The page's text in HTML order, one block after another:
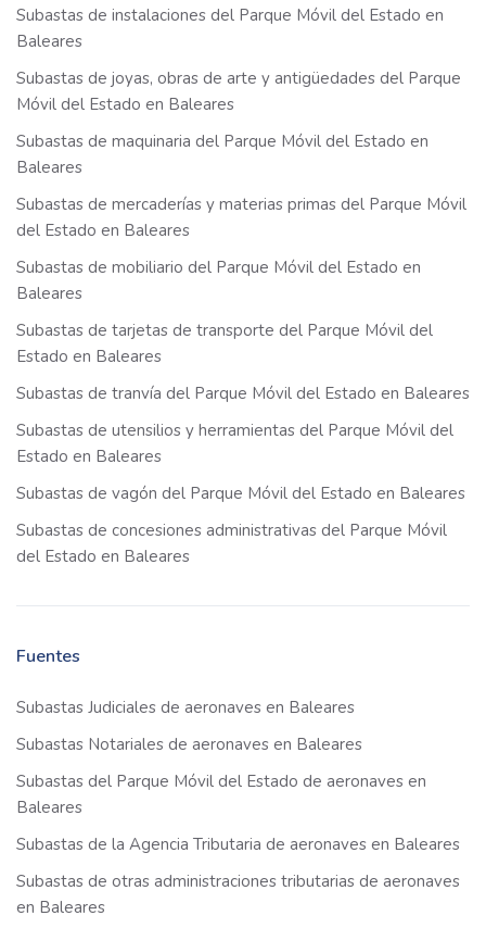
Subastas de instalaciones del Parque Móvil del Estado en
Baleares
Subastas de joyas, obras de arte y antigüedades del Parque
Móvil del Estado en Baleares
Subastas de maquinaria del Parque Móvil del Estado en
Baleares
Subastas de mercaderías y materias primas del Parque Móvil
del Estado en Baleares
Subastas de mobiliario del Parque Móvil del Estado en
Baleares
Subastas de tarjetas de transporte del Parque Móvil del
Estado en Baleares
Subastas de tranvía del Parque Móvil del Estado en Baleares
Subastas de utensilios y herramientas del Parque Móvil del
Estado en Baleares
Subastas de vagón del Parque Móvil del Estado en Baleares
Subastas de concesiones administrativas del Parque Móvil
del Estado en Baleares
Fuentes
Subastas Judiciales de aeronaves en Baleares
Subastas Notariales de aeronaves en Baleares
Subastas del Parque Móvil del Estado de aeronaves en
Baleares
Subastas de la Agencia Tributaria de aeronaves en Baleares
Subastas de otras administraciones tributarias de aeronaves
en Baleares